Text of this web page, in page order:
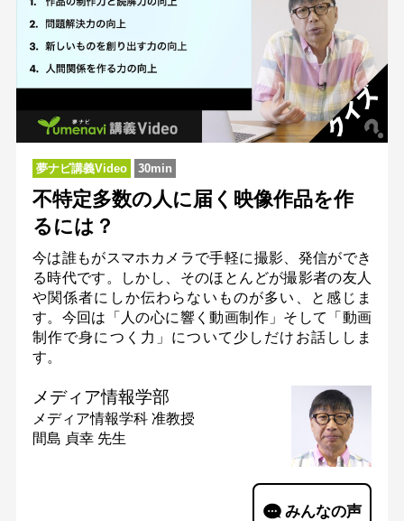
夢ナビ講義Video 30min
不特定多数の人に届く映像作品を作
るには？
今は誰もがスマホカメラで手軽に撮影、発信ができ
る時代です。しかし、そのほとんどが撮影者の友人
や関係者にしか伝わらないものが多い、と感じま
す。今回は「人の心に響く動画制作」そして「動画
制作で身につく力」について少しだけお話ししま
す。
メディア情報学部
メディア情報学科 准教授
間島 貞幸 先生
みんなの声